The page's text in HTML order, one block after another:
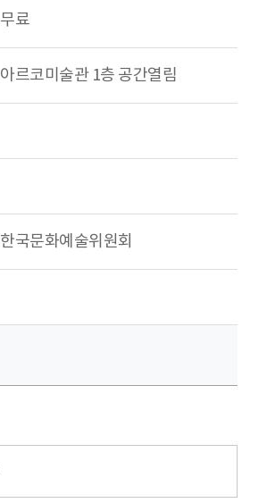
무료
아르코미술관 1층 공간열림
한국문화예술위원회